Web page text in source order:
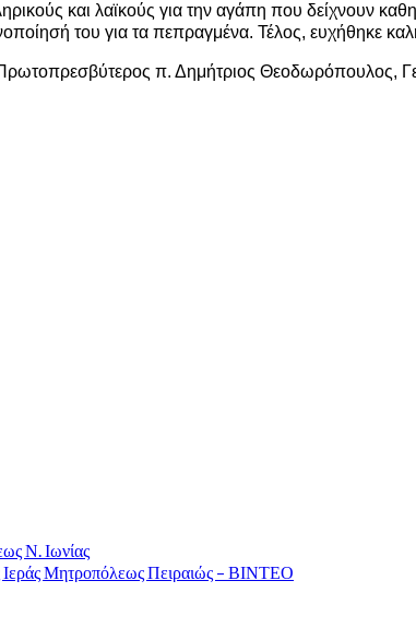
και λαϊκούς για την αγάπη που δείχνουν
του για τα πεπραγμένα. Τέλος, ευχήθηκε καλή
π. Δημήτριος Θεοδωρόπουλος,
Ν. Ιωνίας
Ιεράς Μητροπόλεως Πειραιώς – ΒΙΝΤΕΟ